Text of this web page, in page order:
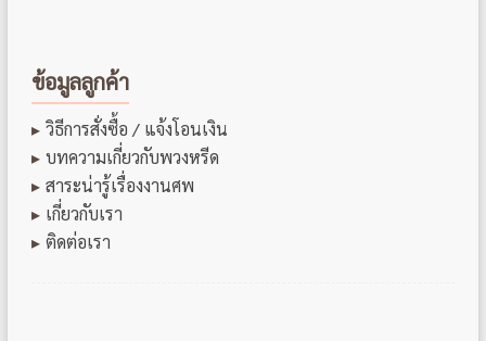
ข้อมูลลูกค้า
วิธีการสั่งซื้อ / แจ้งโอนเงิน
บทความเกี่ยวกับพวงหรีด
สาระน่ารู้เรื่องงานศพ
เกี่ยวกับเรา
ติดต่อเรา